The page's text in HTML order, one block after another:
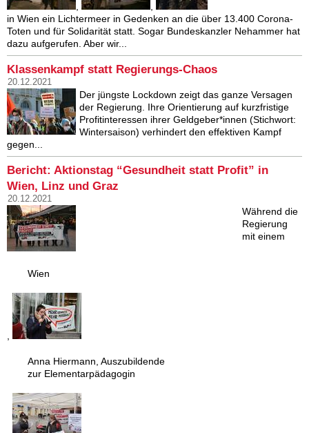
, ,
in Wien ein Lichtermeer in Gedenken an die über 13.400 Corona-
Toten und für Solidarität statt. Sogar Bundeskanzler Nehammer hat
dazu aufgerufen. Aber wir...
Klassenkampf statt Regierungs-Chaos
20.12.2021
Der jüngste Lockdown zeigt das ganze Versagen
der Regierung. Ihre Orientierung auf kurzfristige
Profitinteressen ihrer Geldgeber*innen (Stichwort:
Wintersaison) verhindert den effektiven Kampf
gegen...
Bericht: Aktionstag “Gesundheit statt Profit” in
Wien, Linz und Graz
20.12.2021
Wien
,
Anna Hiermann, Auszubildende
zur Elementarpädagogin
Während die
Regierung
mit einem